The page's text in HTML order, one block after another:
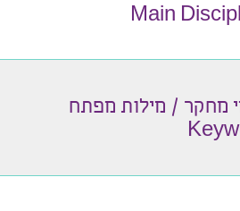
Main
מחקר / מילות מפתח